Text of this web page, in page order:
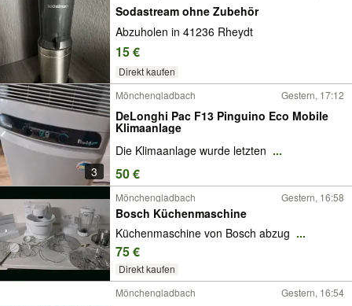
Sodastream ohne Zubehör
Abzuholen in 41236 Rheydt
15 €
Direkt kaufen
3
Mönchengladbach Gestern, 17:12
DeLonghi Pac F13 Pinguino Eco Mobile
Klimaanlage
Die Klimaanlage wurde letzten ...
50 €
Mönchengladbach Gestern, 16:58
Bosch Küchenmaschine
Küchenmaschine von Bosch abzug ...
75 €
Direkt kaufen
Mönchengladbach Gestern, 16:54